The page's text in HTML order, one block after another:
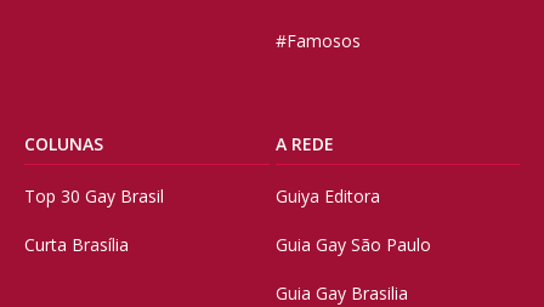
#Famosos
COLUNAS
Top 30 Gay Brasil
Curta Brasília
A REDE
Guiya Editora
Guia Gay São Paulo
Guia Gay Brasilia